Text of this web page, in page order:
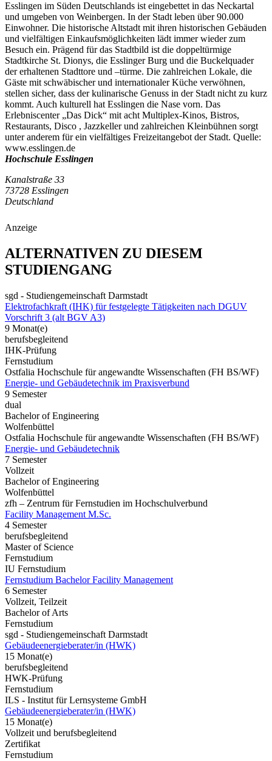
Esslingen im Süden Deutschlands ist eingebettet in das Neckartal
und umgeben von Weinbergen. In der Stadt leben über 90.000
Einwohner. Die historische Altstadt mit ihren historischen Gebäuden
und vielfältigen Einkaufsmöglichkeiten lädt immer wieder zum
Besuch ein. Prägend für das Stadtbild ist die doppeltürmige
Stadtkirche St. Dionys, die Esslinger Burg und die Buckelquader
der erhaltenen Stadttore und –türme. Die zahlreichen Lokale, die
Gäste mit schwäbischer und internationaler Küche verwöhnen,
stellen sicher, dass der kulinarische Genuss in der Stadt nicht zu kurz
kommt. Auch kulturell hat Esslingen die Nase vorn. Das
Erlebniscenter „Das Dick“ mit acht Multiplex-Kinos, Bistros,
Restaurants, Disco , Jazzkeller und zahlreichen Kleinbühnen sorgt
unter anderem für ein vielfältiges Freizeitangebot der Stadt. Quelle:
www.esslingen.de
Hochschule Esslingen
Kanalstraße 33
73728 Esslingen
Deutschland
Anzeige
ALTERNATIVEN ZU DIESEM
STUDIENGANG
sgd - Studiengemeinschaft Darmstadt
Elektrofachkraft (IHK) für festgelegte Tätigkeiten nach DGUV
Vorschrift 3 (alt BGV A3)
9 Monat(e)
berufsbegleitend
IHK-Prüfung
Fernstudium
Ostfalia Hochschule für angewandte Wissenschaften (FH BS/WF)
Energie- und Gebäudetechnik im Praxisverbund
9 Semester
dual
Bachelor of Engineering
Wolfenbüttel
Ostfalia Hochschule für angewandte Wissenschaften (FH BS/WF)
Energie- und Gebäudetechnik
7 Semester
Vollzeit
Bachelor of Engineering
Wolfenbüttel
zfh – Zentrum für Fernstudien im Hochschulverbund
Facility Management M.Sc.
4 Semester
berufsbegleitend
Master of Science
Fernstudium
IU Fernstudium
Fernstudium Bachelor Facility Management
6 Semester
Vollzeit, Teilzeit
Bachelor of Arts
Fernstudium
sgd - Studiengemeinschaft Darmstadt
Gebäudeenergieberater/in (HWK)
15 Monat(e)
berufsbegleitend
HWK-Prüfung
Fernstudium
ILS - Institut für Lernsysteme GmbH
Gebäudeenergieberater/in (HWK)
15 Monat(e)
Vollzeit und berufsbegleitend
Zertifikat
Fernstudium